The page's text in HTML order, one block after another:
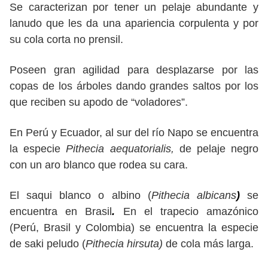
Se caracterizan por tener un pelaje abundante y
lanudo que les da una apariencia corpulenta y por
su cola corta no prensil.
Poseen gran agilidad para desplazarse por las
copas de los árboles dando grandes saltos por los
que reciben su apodo de “voladores”.
En Perú y Ecuador, al sur del río Napo se encuentra
la especiePithecia aequatorialis, de pelaje negro
con un aro blanco que rodea su cara.
El saqui blanco o albino (Pithecia albicans)se
encuentra en Brasil. En el trapecio amazónico
(Perú, Brasil y Colombia) se encuentra la especie
de saki peludo (Pithecia hirsuta) de cola más larga.